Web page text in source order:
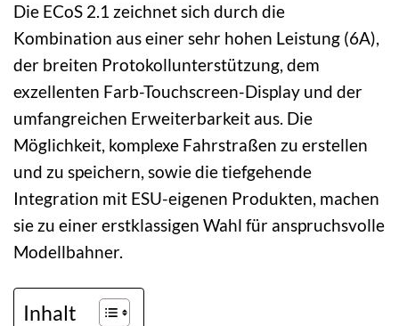
Die ECoS 2.1 zeichnet sich durch die
Kombination aus einer sehr hohen Leistung (6A),
der breiten Protokollunterstützung, dem
exzellenten Farb-Touchscreen-Display und der
umfangreichen Erweiterbarkeit aus. Die
Möglichkeit, komplexe Fahrstraßen zu erstellen
und zu speichern, sowie die tiefgehende
Integration mit ESU-eigenen Produkten, machen
sie zu einer erstklassigen Wahl für anspruchsvolle
Modellbahner.
Inhalt